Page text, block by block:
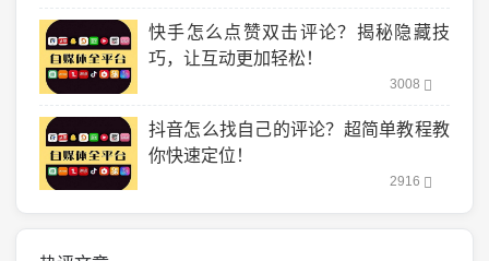
快手怎么点赞双击评论？揭秘隐藏技
巧，让互动更加轻松！
3008
抖音怎么找自己的评论？超简单教程教
你快速定位！
2916